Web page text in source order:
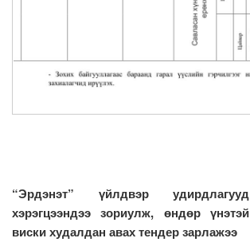
“Эрдэнэт” үйлдвэр удирдлагууд
хэрэгцээндээ зориулж, өндөр үнэтэй
виски худалдан авах тендер зарлажээ